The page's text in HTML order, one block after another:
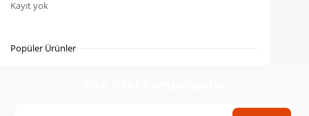
Fiyat Düşünce Haber Ver
Kayıt yok
Popüler Ürünler